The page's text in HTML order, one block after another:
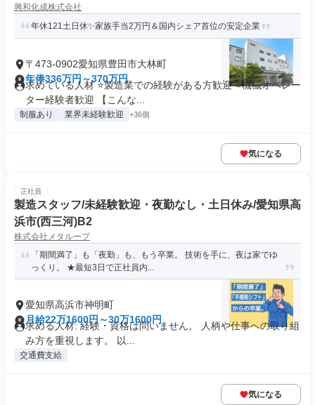
興和化成株式会社
年休121土日休✨家族手当2万円＆国内シェア首位の安定企業
〒473-0902愛知県豊田市大林町
年俸336万円～370万円
求めている人材 ⭐製造業での経験がある方歓迎 ⭐機械オペレー
ター経験者歓迎 【こんな...
制服あり 業界未経験歓迎 +36個
気になる
正社員
製造スタッフ/未経験歓迎・夜勤なし・土日休み/愛知県高
浜市(西三河)B2
株式会社メタループ
「期間満了」も「夜勤」も、もう卒業。 技術を手に、夜は家でゆ
っくり。 ★最短3日で正社員内...
愛知県高浜市神明町
月給22万1600円～30万1600円
求める人材: 経験・資格は問いません。 人柄や仕事への取り組
み方を重視します。 以...
交通費支給
気になる